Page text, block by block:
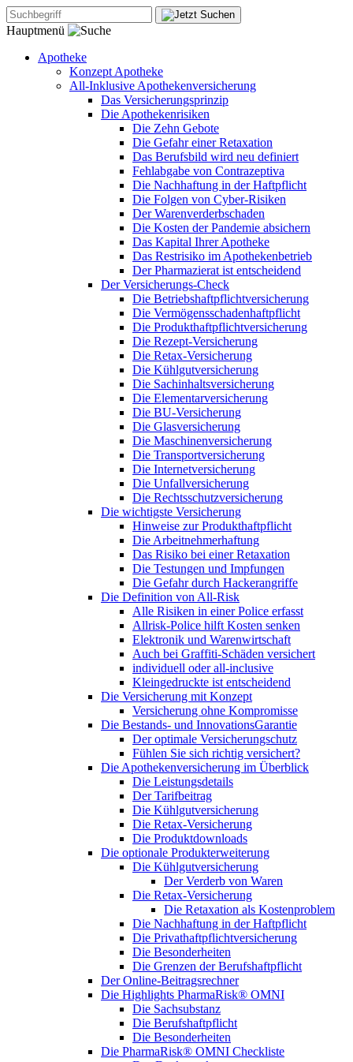
Hauptmenü
Apotheke
Konzept Apotheke
All-Inklusive Apothekenversicherung
Das Versicherungsprinzip
Die Apothekenrisiken
Die Zehn Gebote
Die Gefahr einer Retaxation
Das Berufsbild wird neu definiert
Fehlabgabe von Contrazeptiva
Die Nachhaftung in der Haftpflicht
Die Folgen von Cyber-Risiken
Der Warenverderbschaden
Die Kosten der Pandemie absichern
Das Kapital Ihrer Apotheke
Das Restrisiko im Apothekenbetrieb
Der Pharmazierat ist entscheidend
Der Versicherungs-Check
Die Betriebshaftpflichtversicherung
Die Vermögensschadenhaftpflicht
Die Produkthaftpflichtversicherung
Die Rezept-Versicherung
Die Retax-Versicherung
Die Kühlgutversicherung
Die Sachinhaltsversicherung
Die Elementarversicherung
Die BU-Versicherung
Die Glasversicherung
Die Maschinenversicherung
Die Transportversicherung
Die Internetversicherung
Die Unfallversicherung
Die Rechtsschutzversicherung
Die wichtigste Versicherung
Hinweise zur Produkthaftpflicht
Die Arbeitnehmerhaftung
Das Risiko bei einer Retaxation
Die Testungen und Impfungen
Die Gefahr durch Hackerangriffe
Die Definition von All-Risk
Alle Risiken in einer Police erfasst
Allrisk-Police hilft Kosten senken
Elektronik und Warenwirtschaft
Auch bei Graffiti-Schäden versichert
individuell oder all-inclusive
Kleingedruckte ist entscheidend
Die Versicherung mit Konzept
Versicherung ohne Kompromisse
Die Bestands- und InnovationsGarantie
Der optimale Versicherungschutz
Fühlen Sie sich richtig versichert?
Die Apothekenversicherung im Überblick
Die Leistungsdetails
Der Tarifbeitrag
Die Kühlgutversicherung
Die Retax-Versicherung
Die Produktdownloads
Die optionale Produkterweiterung
Die Kühlgutversicherung
Der Verderb von Waren
Die Retax-Versicherung
Die Retaxation als Kostenproblem
Die Nachhaftung in der Haftpflicht
Die Privathaftpflichtversicherung
Die Besonderheiten
Die Grenzen der Berufshaftpflicht
Der Online-Beitragsrechner
Die Highlights PharmaRisk® OMNI
Die Sachsubstanz
Die Berufshaftpflicht
Die Besonderheiten
Die PharmaRisk® OMNI Checkliste